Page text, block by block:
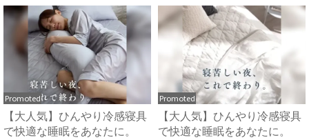
Promoted
【大人気】ひんやり冷感寝具
で快適な睡眠をあなたに。
Promoted
【大人気】ひんやり冷感寝具
で快適な睡眠をあなたに。